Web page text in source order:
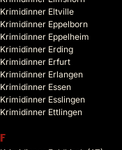
Krimidinner Eltville
Krimidinner Eppelborn
Krimidinner Eppelheim
Krimidinner Erding
Krimidinner Erfurt
Krimidinner Erlangen
Krimidinner Essen
Krimidinner Esslingen
Krimidinner Ettlingen
F